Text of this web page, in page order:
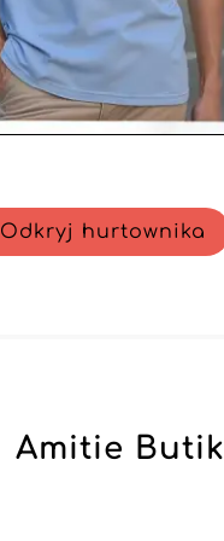
Odkryj hurtownika
Amitie Butik